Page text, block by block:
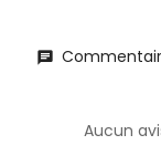
Aucun